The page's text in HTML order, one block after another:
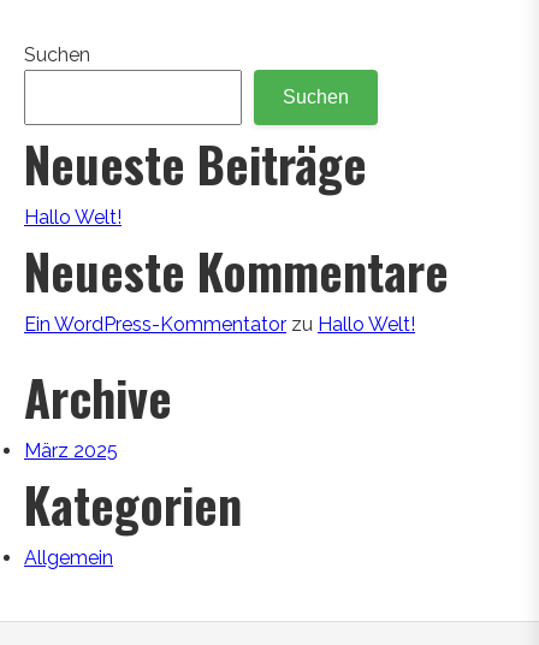
Suchen
Suchen
Neueste Beiträge
Hallo Welt!
Neueste Kommentare
Ein WordPress-Kommentator zu Hallo Welt!
Archive
März 2025
Kategorien
Allgemein